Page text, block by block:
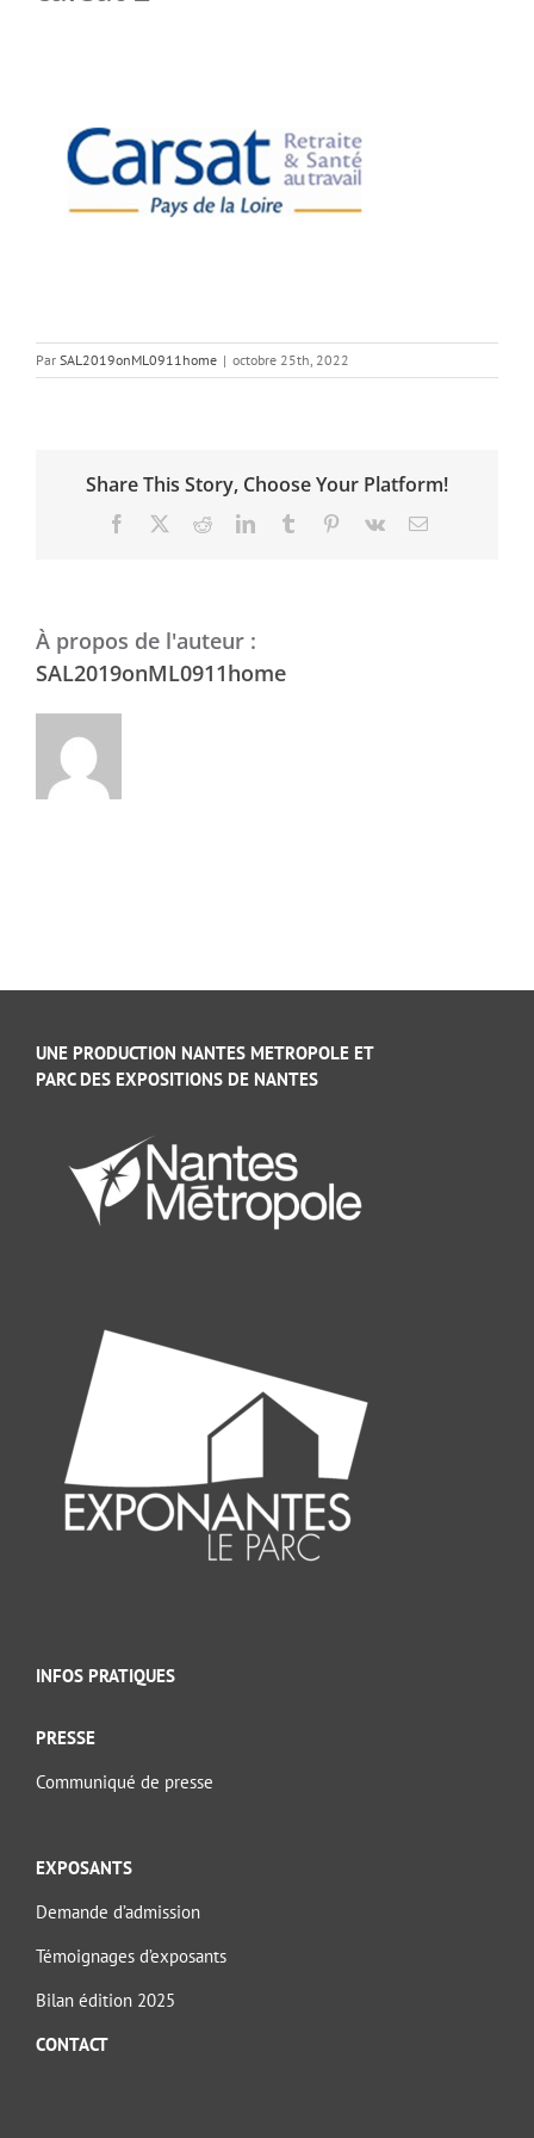
Par SAL2019onML0911home | octobre 25th, 2022
Share This Story, Choose Your Platform!
Facebook RedditLinkedInTumblr Pinterest
Vk Email
À propos de l'auteur :
SAL2019onML0911home
UNE PRODUCTION NANTES METROPOLE ET
PARC DES EXPOSITIONS DE NANTES
INFOS PRATIQUES
PRESSE
Communiqué de presse
EXPOSANTS
Demande d’admission
Témoignages d’exposants
Bilan édition 2025
CONTACT